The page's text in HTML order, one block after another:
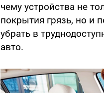
чему устройства не
покрытия грязь, но и
убрать в
авто.